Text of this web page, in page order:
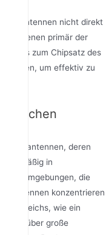
der Antennen nicht direkt
dienen primär der
muss zum Chipsatz des
passen, um effektiv zu
deren
in
für Umgebungen, die
konzentrieren
wie ein
über große